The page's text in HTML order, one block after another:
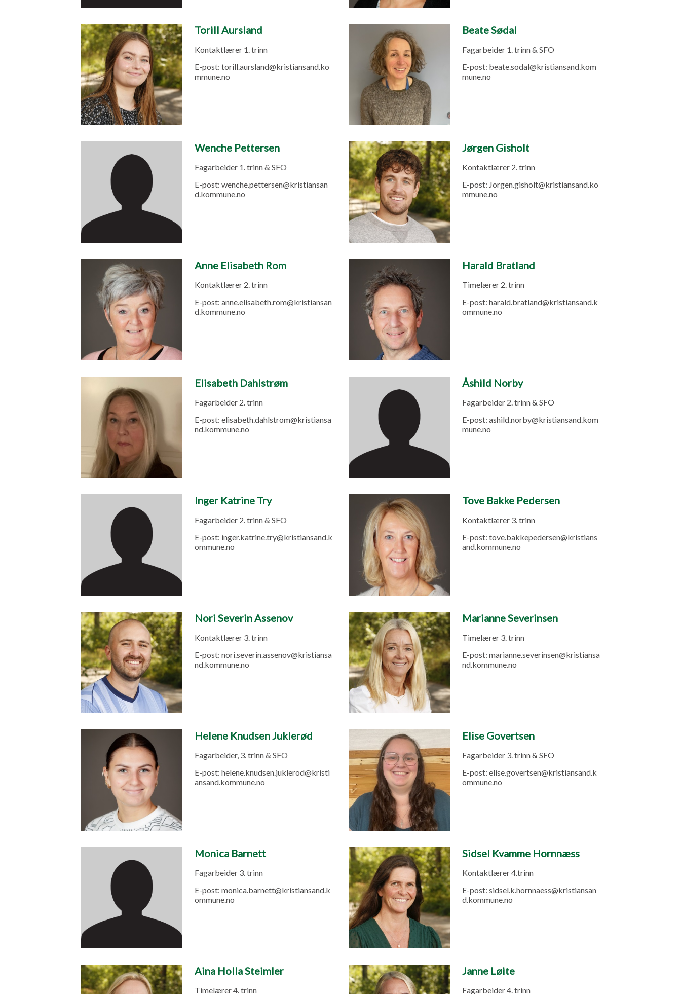
Torill Aursland
Kontaktlærer 1. trinn
E-post: torill.aursland@kristiansand.ko
mmune.no
Beate Sødal
Fagarbeider 1. trinn & SFO
E-post: beate.sodal@kristiansand.kom
mune.no
Wenche Pettersen
Fagarbeider 1. trinn & SFO
E-post: wenche.pettersen@kristiansan
d.kommune.no
Jørgen Gisholt
Kontaktlærer 2. trinn
E-post: Jorgen.gisholt@kristiansand.ko
mmune.no
Anne Elisabeth Rom
Kontaktlærer 2. trinn
E-post: anne.elisabeth.rom@kristiansan
d.kommune.no
Harald Bratland
Timelærer 2. trinn
E-post: harald.bratland@kristiansand.k
ommune.no
Elisabeth Dahlstrøm
Fagarbeider 2. trinn
E-post: elisabeth.dahlstrom@kristiansa
nd.kommune.no
Åshild Norby
Fagarbeider 2. trinn & SFO
E-post: ashild.norby@kristiansand.kom
mune.no
Inger Katrine Try
Fagarbeider 2. trinn & SFO
E-post: inger.katrine.try@kristiansand.k
ommune.no
Tove Bakke Pedersen
Kontaktlærer 3. trinn
E-post: tove.bakkepedersen@kristians
and.kommune.no
Nori Severin Assenov
Kontaktlærer 3. trinn
E-post: nori.severin.assenov@kristiansa
nd.kommune.no
Marianne Severinsen
Timelærer 3. trinn
E-post: marianne.severinsen@kristiansa
nd.kommune.no
Helene Knudsen Juklerød
Fagarbeider, 3. trinn & SFO
E-post: helene.knudsen.juklerod@kristi
ansand.kommune.no
Elise Govertsen
Fagarbeider 3. trinn & SFO
E-post: elise.govertsen@kristiansand.k
ommune.no
Monica Barnett
Fagarbeider 3. trinn
E-post: monica.barnett@kristiansand.k
ommune.no
Sidsel Kvamme Hornnæss
Kontaktlærer 4.trinn
E-post: sidsel.k.hornnaess@kristiansan
d.kommune.no
Aina Holla Steimler
Timelærer 4. trinn
Janne Løite
Fagarbeider 4. trinn